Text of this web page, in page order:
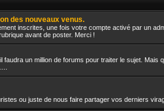
des nouveaux venus.
inscrites, une fois votre compte activé par un
avant de poster. Merci !
faudra un million de forums pour traiter le sujet. Mais
ou juste de nous faire partager vos derniers